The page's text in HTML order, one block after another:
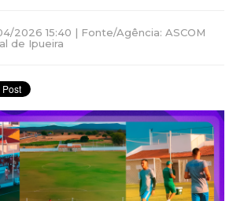
2026 15:40 | Fonte/Agência: ASCOM
de Ipueira